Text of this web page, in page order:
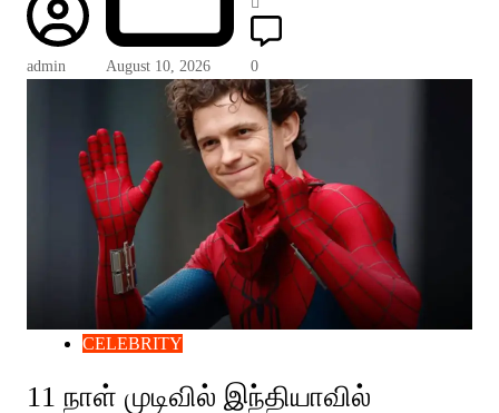
admin August 10, 2026 0
CELEBRITY
11 நாள் முடிவில் இந்தியாவில்